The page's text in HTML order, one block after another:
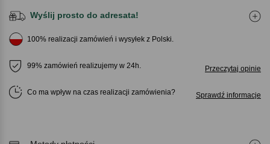
Wyślij prosto do adresata!
100% realizacji zamówień i wysyłek z Polski.
99% zamówień realizujemy w 24h. Przeczytaj opinie
Co ma wpływ na czas realizacji zamówienia Sprawdź informacje